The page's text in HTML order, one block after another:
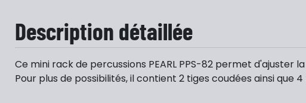
Description détaillée
Ce mini rack de percussions PEARL PPS-82 permet
Pour plus de possibilités, il contient 2 tiges coudées ainsi que